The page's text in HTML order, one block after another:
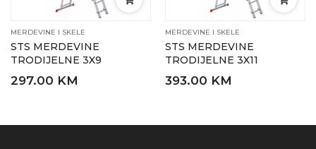
MERDEVINE I SKELE
STS MERDEVINE
TRODIJELNE 3X9
297.00 KM
MERDEVINE I SKELE
STS MERDEVINE
TRODIJELNE 3X11
393.00 KM